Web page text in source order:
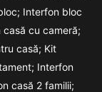
Interfon bloc
casă cu cameră;
casă; Kit
Interfon
casă 2 familii;